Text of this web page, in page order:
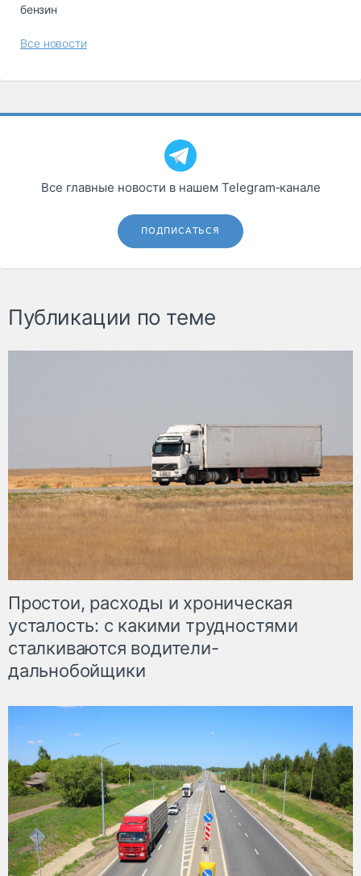
бензин
Все новости
Все главные новости в нашем Telegram‑канале
ПОДПИСАТЬСЯ
Публикации по теме
Простои, расходы и хроническая
усталость: с какими трудностями
сталкиваются водители-
дальнобойщики